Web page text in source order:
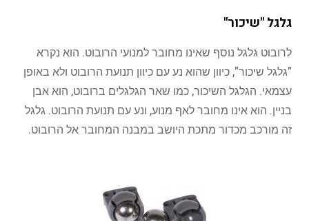
גלגל "שיכור"
לרובוט גלגל נוסף שאינו מחובר למנועי הרובוט. הוא נקרא
"גלגל שיכור", כיוון שהוא נע עם כיוון תנועת הרובוט ולא באופן
עצמאי. הגלגל השיכור, כמו שאר הגלגלים ברובוט, הוא אבן
בניין. הוא אינו מחובר לאף מנוע, ונע עם תנועת הרובוט. גלגל
זה מורכב מכדור מתכת היושב במבנה המחובר אל הרובוט.